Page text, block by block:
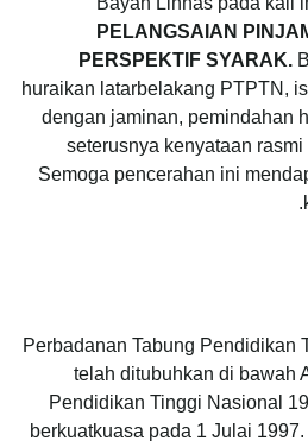
PELANGSAIAN
PERSPEKTIF SYARAK.
huraikan latarbelakang PTPTN,
dengan jaminan, pemindahan
seterusnya kenyataan
Semoga pencerahan ini
Perbadanan Tabung Pendidikan
telah ditubuhkan di bawah
Pendidikan Tinggi Nasional
berkuatkuasa pada 1 Julai